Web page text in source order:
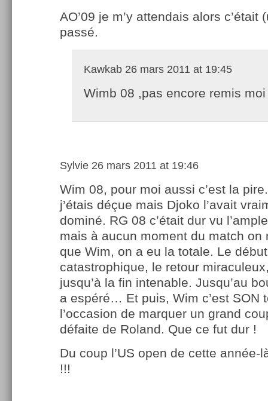
AO’09 je m’y attendais alors c’était
passé.
Kawkab 26 mars 2011 at 19:45
Wimb 08 ,pas encore remis moi
Sylvie 26 mars 2011 at 19:46
Wim 08, pour moi aussi c’est la
j’étais déçue mais Djoko l’avait
dominé. RG 08 c’était dur vu
mais à aucun moment du match on
que Wim, on a eu la totale. Le
catastrophique, le retour
jusqu’à la fin intenable. Jusqu’au
a espéré… Et puis, Wim c’est SON
l’occasion de marquer un grand
défaite de Roland. Que ce fut dur !
Du coup l’US open de cette année-
!!!